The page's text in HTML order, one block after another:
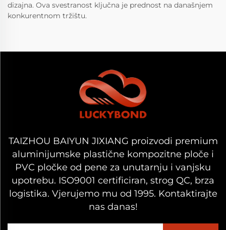
dizajna. Ova svestranost ključna je prednost na današnjem
konkurentnom tržištu.
TAIZHOU BAIYUN JIXIANG proizvodi premium
aluminijumske plastične kompozitne ploče i
PVC pločke od pene za unutarnju i vanjsku
upotrebu. ISO9001 certificiran, strog QC, brza
logistika. Vjerujemo mu od 1995. Kontaktirajte
nas danas!